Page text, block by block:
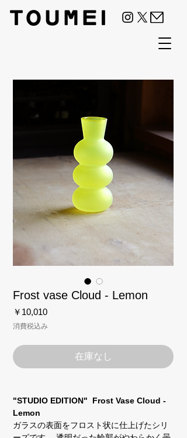
Frost vase Cloud - Lemon
￥10,010価
消費税込み
在庫なし
"STUDIO EDITION" Frost Vase Cloud -
Lemon
ガラスの表面をフロスト状に仕上げたシリ